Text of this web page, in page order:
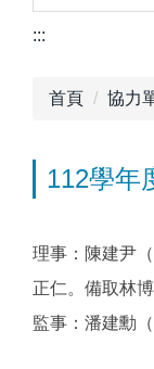
:::
首頁 協力
112學年
理事：陳建尹
正仁。備取林
監事：潘建勳